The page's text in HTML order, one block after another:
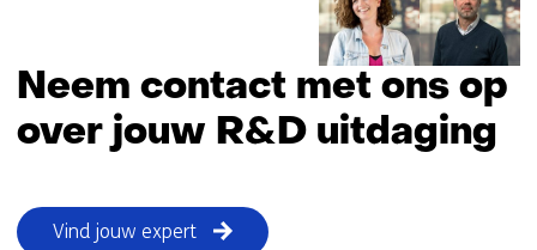
Neem contact met ons op
over jouw R&D uitdaging
Vind jouw expert